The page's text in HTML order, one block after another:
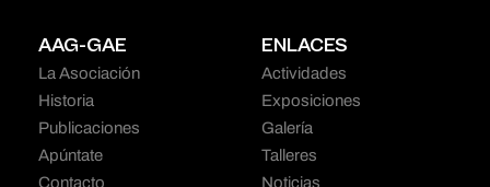
AAG-GAE
La Asociación
Historia
Publicaciones
Apúntate
Contacto
ENLACES
Actividades
Exposiciones
Galería
Talleres
Noticias